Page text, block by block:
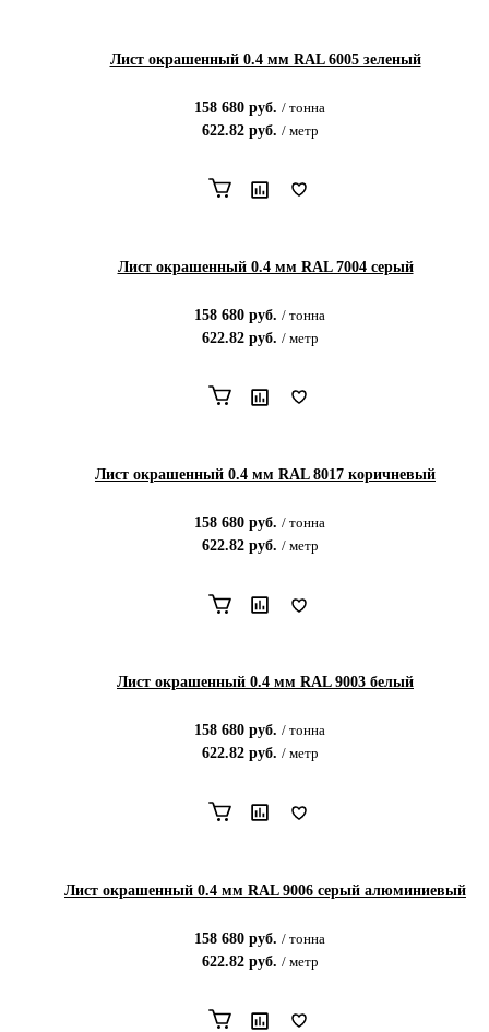
Лист окрашенный 0.4 мм RAL 6005 зеленый
158 680 руб. / тонна
622.82руб. / метр
Лист окрашенный 0.4 мм RAL 7004 серый
158 680 руб. / тонна
622.82руб. / метр
Лист окрашенный 0.4 мм RAL 8017 коричневый
158 680 руб. / тонна
622.82руб. / метр
Лист окрашенный 0.4 мм RAL 9003 белый
158 680 руб. / тонна
622.82руб. / метр
Лист окрашенный 0.4 мм RAL 9006 серый алюминиевый
158 680 руб. / тонна
622.82руб. / метр